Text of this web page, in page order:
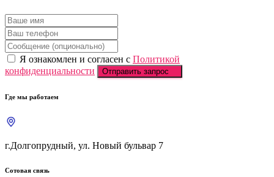
Я ознакомлен и согласен с Политикой
конфиденциальности
Отправить запрос
Где мы работаем
г.Долгопрудный, ул. Новый бульвар 7
Сотовая связь